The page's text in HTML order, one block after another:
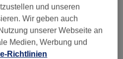
und unseren
Wir geben auch
unserer Webseite an
Medien, Werbung und
Richtlinien